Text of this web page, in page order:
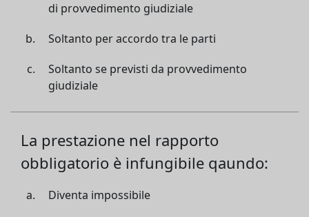
di provvedimento giudiziale
Soltanto per accordo tra le parti
Soltanto se previsti da provvedimento
giudiziale
La prestazione nel rapporto
obbligatorio è infungibile qaundo:
Diventa impossibile